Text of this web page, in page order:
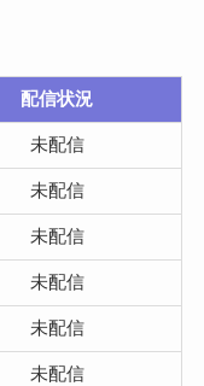
配信状況
未配信
未配信
未配信
未配信
未配信
未配信